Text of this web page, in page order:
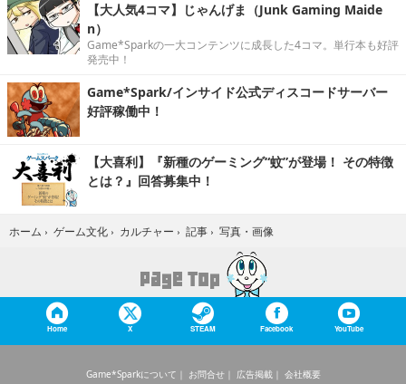
【大人気4コマ】じゃんげま（Junk Gaming Maide
n）
Game*Sparkの一大コンテンツに成長した4コマ。単行本も好評
発売中！
Game*Spark/インサイド公式ディスコードサーバー
好評稼働中！
【大喜利】『新種のゲーミング“蚊”が登場！ その特徴
とは？』回答募集中！
ホーム › ゲーム文化 › カルチャー › 記事 › 写真・画像
Home X STEAM Facebook YouTube
Game*Sparkについて お問合せ 広告掲載
会社概要